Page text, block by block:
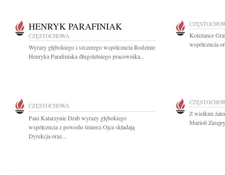
HENRYK PARAFINIAK
CZĘSTOCHOWA
Wyrazy głębokiego i szczerego współczucia Rodzinie
Henryka Parafiniaka długoletniego pracownika...
Koleżance
współczucia
CZĘSTOCHOWA
Pani Katarzynie Drab wyrazy głębokiego
współczucia z powodu śmierci Ojca składają
Dyrekcja oraz...
Z wielkim
Marioli